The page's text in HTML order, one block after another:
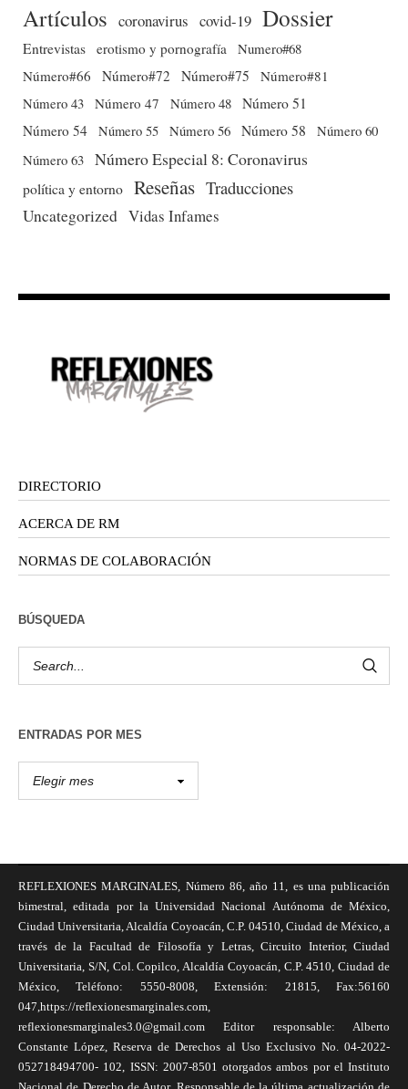
Artículos coronavirus covid-19 Dossier
Entrevistas erotismo y pornografía
Numero#68
Número#66
Número#72 Número#75
Número#81
Número 43 Número 47 Número 48 Número 51
Número 54 Número 55 Número 56 Número 58
Número 60
Número 63 Número Especial 8: Coronavirus
política y entorno Reseñas Traducciones
Uncategorized Vidas Infames
DIRECTORIO
ACERCA DE RM
NORMAS DE COLABORACIÓN
BÚSQUEDA
ENTRADAS POR MES
REFLEXIONES MARGINALES, Número 86, año 11, es una publicación
bimestral, editada por la Universidad Nacional Autónoma de México,
Ciudad Universitaria, Alcaldía Coyoacán, C.P. 04510, Ciudad de México, a
través de la Facultad de Filosofía y Letras, Circuito Interior, Ciudad
Universitaria, S/N, Col. Copilco, Alcaldía Coyoacán, C.P. 4510, Ciudad de
México, Teléfono: 5550-8008, Extensión: 21815, Fax:56160
047,https://reflexionesmarginales.com,
reflexionesmarginales3.0@gmail.com Editor responsable: Alberto
Constante López, Reserva de Derechos al Uso Exclusivo No. 04-2022-
052718494700- 102, ISSN: 2007-8501 otorgados ambos por el Instituto